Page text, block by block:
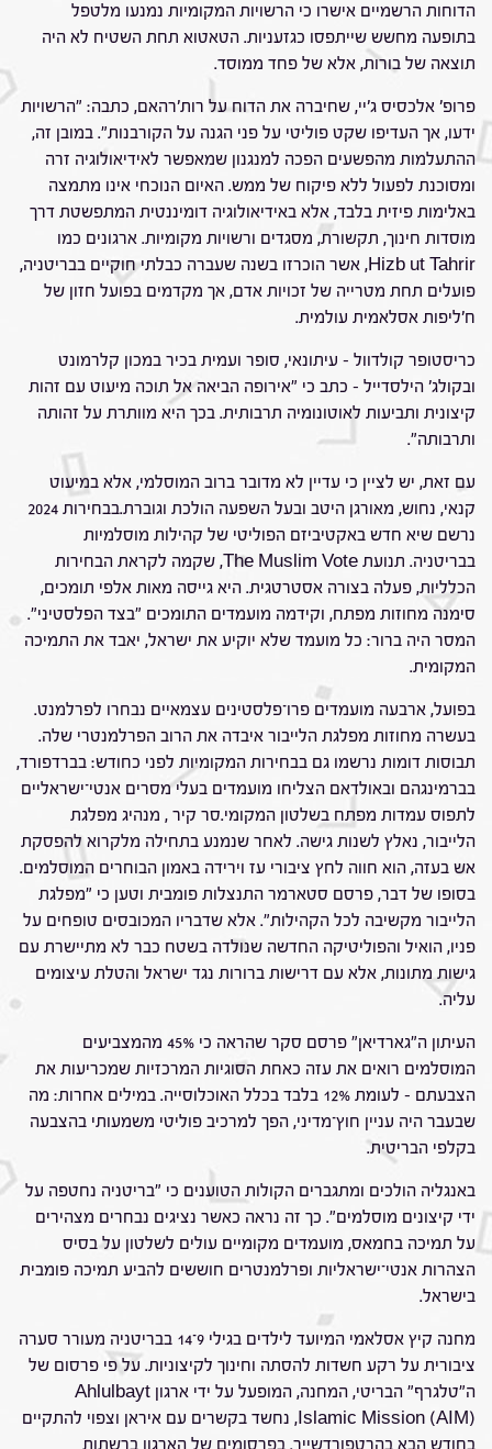
הדוחות הרשמיים אישרו כי הרשויות המקומיות נמנעו מלטפל
בתופעה מחשש שייתפסו כגזעניות. הטאטוא תחת השטיח לא היה
תוצאה של בורות, אלא של פחד ממוסד.
פרופ' אלכסיס ג'יי, שחיברה את הדוח על רות'רהאם, כתבה: "הרשויות
ידעו, אך העדיפו שקט פוליטי על פני הגנה על הקורבנות". במובן זה,
ההתעלמות מהפשעים הפכה למנגנון שמאפשר לאידיאולוגיה זרה
ומסוכנת לפעול ללא פיקוח של ממש. האיום הנוכחי אינו מתמצה
באלימות פיזית בלבד, אלא באידיאולוגיה דומיננטית המתפשטת דרך
מוסדות חינוך, תקשורת, מסגדים ורשויות מקומיות. ארגונים כמו
Hizb ut Tahrir, אשר הוכרזו בשנה שעברה כבלתי חוקיים בבריטניה,
פועלים תחת מטרייה של זכויות אדם, אך מקדמים בפועל חזון של
ח'ליפות אסלאמית עולמית.
כריסטופר קולדוול – עיתונאי, סופר ועמית בכיר במכון קלרמונט
ובקולג' הילסדייל – כתב כי "אירופה הביאה אל תוכה מיעוט עם זהות
קיצונית ותביעות לאוטונומיה תרבותית. בכך היא מוותרת על זהותה
ותרבותה".
עם זאת, יש לציין כי עדיין לא מדובר ברוב המוסלמי, אלא במיעוט
קנאי, נחוש, מאורגן היטב ובעל השפעה הולכת וגוברת.בבחירות 2024
נרשם שיא חדש באקטיביזם הפוליטי של קהילות מוסלמיות
בבריטניה. תנועת The Muslim Vote, שקמה לקראת הבחירות
הכלליות, פעלה בצורה אסטרטגית. היא גייסה מאות אלפי תומכים,
סימנה מחוזות מפתח, וקידמה מועמדים התומכים "בצד הפלסטיני".
המסר היה ברור: כל מועמד שלא יוקיע את ישראל, יאבד את התמיכה
המקומית.
בפועל, ארבעה מועמדים פרו־פלסטינים עצמאיים נבחרו לפרלמנט.
בעשרה מחוזות מפלגת הלייבור איבדה את הרוב הפרלמנטרי שלה.
תבוסות דומות נרשמו גם בבחירות המקומיות לפני כחודש: בברדפורד,
בברמינגהם ובאולדאם הצליחו מועמדים בעלי מסרים אנטי־ישראליים
לתפוס עמדות מפתח בשלטון המקומי.סר קיר , מנהיג מפלגת
הלייבור, נאלץ לשנות גישה. לאחר שנמנע בתחילה מלקרוא להפסקת
אש בעזה, הוא חווה לחץ ציבורי עז וירידה באמון הבוחרים המוסלמים.
בסופו של דבר, פרסם סטארמר התנצלות פומבית וטען כי "מפלגת
הלייבור מקשיבה לכל הקהילות". אלא שדבריו המכובסים טופחים על
פניו, הואיל והפוליטיקה החדשה שנולדה בשטח כבר לא מתיישרת עם
גישות מתונות, אלא עם דרישות ברורות נגד ישראל והטלת עיצומים
עליה.
העיתון ה"גארדיאן" פרסם סקר שהראה כי 45% מהמצביעים
המוסלמים רואים את עזה כאחת הסוגיות המרכזיות שמכריעות את
הצבעתם – לעומת 12% בלבד בכלל האוכלוסייה. במילים אחרות: מה
שבעבר היה עניין חוץ־מדיני, הפך למרכיב פוליטי משמעותי בהצבעה
בקלפי הבריטית.
באנגליה הולכים ומתגברים הקולות הטוענים כי "בריטניה נחטפה על
ידי קיצונים מוסלמים". כך זה נראה כאשר נציגים נבחרים מצהירים
על תמיכה בחמאס, מועמדים מקומיים עולים לשלטון על בסיס
הצהרות אנטי־ישראליות ופרלמנטרים חוששים להביע תמיכה פומבית
בישראל.
מחנה קיץ אסלאמי המיועד לילדים בגילי 9־14 בבריטניה מעורר סערה
ציבורית על רקע חשדות להסתה וחינוך לקיצוניות. על פי פרסום של
ה"טלגרף" הבריטי, המחנה, המופעל על ידי ארגון Ahlulbayt
Islamic Mission (AIM), נחשד בקשרים עם איראן וצפוי להתקיים
בחודש הבא בהרטפורדשייר. בפרסומים של הארגון ברשתות